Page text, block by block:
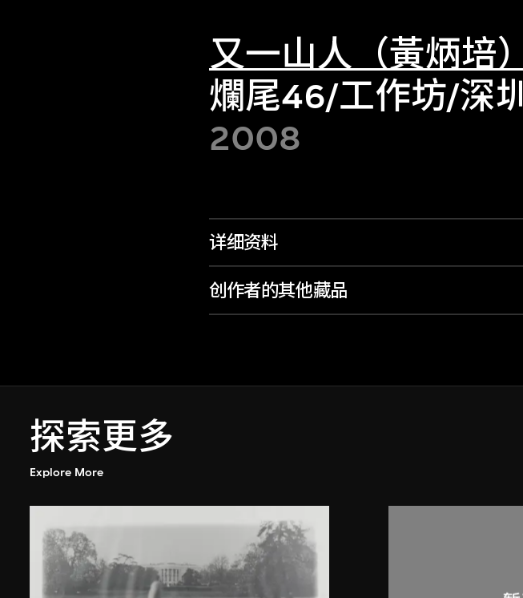
又一山人（黃炳培）
爛尾46/工作坊/深圳
2008
详细资料
创作者的其他藏品
探索更多
Explore More